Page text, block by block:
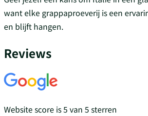
want elke grappaproeverij is een
en blijft hangen.
Reviews
Website score is 5 van 5 sterren